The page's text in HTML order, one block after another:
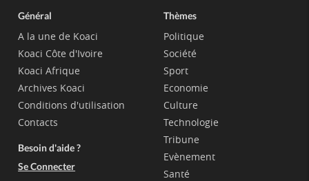
Général
A la une de Koaci
Koaci Côte d'Ivoire
Koaci Afrique
Archives Koaci
Conditions d'utilisation
Contacts
Besoin d'aide ?
Se Connecter
Thèmes
Politique
Société
Sport
Economie
Culture
Technologie
Tribune
Evènement
Santé